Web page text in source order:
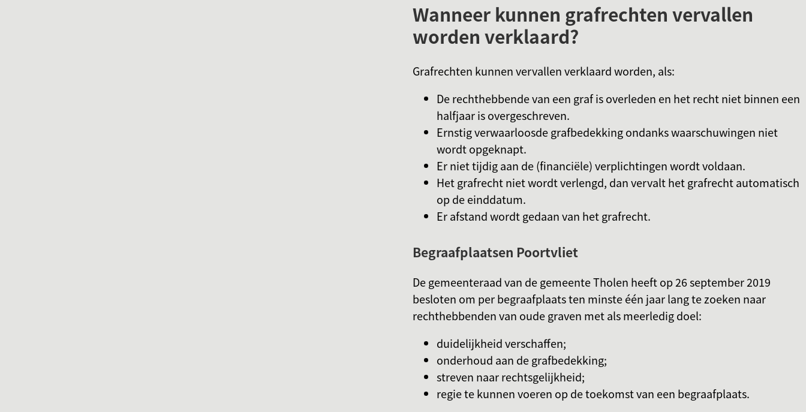
selecteren.
Wanneer kunnen grafrechten vervallen
worden verklaard?
Grafrechten kunnen vervallen verklaard worden, als:
De rechthebbende van een graf is overleden en het recht niet binnen een
halfjaar is overgeschreven.
Ernstig verwaarloosde grafbedekking ondanks waarschuwingen niet
wordt opgeknapt.
Er niet tijdig aan de (financiële) verplichtingen wordt voldaan.
Het grafrecht niet wordt verlengd, dan vervalt het grafrecht automatisch
op de einddatum.
Er afstand wordt gedaan van het grafrecht.
Begraafplaatsen Poortvliet
De gemeenteraad van de gemeente Tholen heeft op 26 september 2019
besloten om per begraafplaats ten minste één jaar lang te zoeken naar
rechthebbenden van oude graven met als meerledig doel:
duidelijkheid verschaffen;
onderhoud aan de grafbedekking;
streven naar rechtsgelijkheid;
regie te kunnen voeren op de toekomst van een begraafplaats.